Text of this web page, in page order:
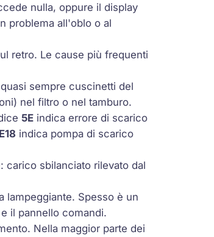
nulla, oppure il display
problema all'oblo o al
retro. Le cause più frequenti
sempre cuscinetti del
nel filtro o nel tamburo.
5E indica errore di scarico
E18 indica pompa di scarico
sbilanciato rilevato dal
Spesso è un
il pannello comandi.
Nella maggior parte dei